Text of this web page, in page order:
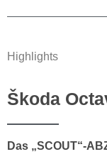
Highlights
Škoda
Das „SCOUT“-